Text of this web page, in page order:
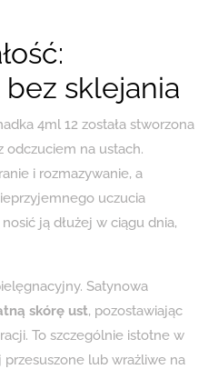
sklejania
4ml 12 została stworzona
odczuciem na ustach.
i rozmazywanie, a
uczucia
ją dłużej w ciągu dnia,
Satynowa
skórę ust, pozostawiając
To szczególnie istotne w
przesuszone lub wrażliwe na